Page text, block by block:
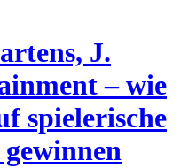
J.
– wie
spielerische